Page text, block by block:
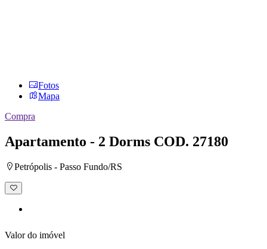
Fotos
Mapa
Compra
Apartamento - 2 Dorms COD. 27180
Petrópolis - Passo Fundo/RS
Adicionar
à
Valor do imóvel